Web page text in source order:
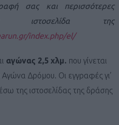
σας και περισσότερες
ιστοσελίδα της
index.php/el/
αγώνας 2,5 χλμ. που γίνεται
Αγώνα Δρόμου. Οι εγγραφές γι’
της ιστοσελίδας της δράσης